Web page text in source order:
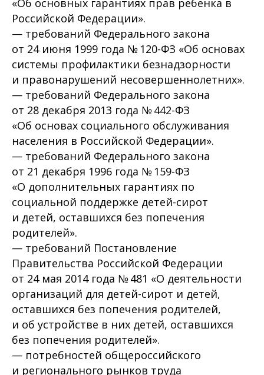
«Об основных гарантиях прав ребенка в
Российской Федерации».
— требований Федерального закона
от 24 июня 1999 года № 120-ФЗ «Об основах
системы профилактики безнадзорности
и правонарушений несовершеннолетних».
— требований Федерального закона
от 28 декабря 2013 года № 442-ФЗ
«Об основах социального обслуживания
населения в Российской Федерации».
— требований Федерального закона
от 21 декабря 1996 года № 159-ФЗ
«О дополнительных гарантиях по
социальной поддержке детей-сирот
и детей, оставшихся без попечения
родителей».
— требований Постановление
Правительства Российской Федерации
от 24 мая 2014 года № 481 «О деятельности
организаций для детей-сирот и детей,
оставшихся без попечения родителей,
и об устройстве в них детей, оставшихся
без попечения родителей».
— потребностей общероссийского
и регионального рынков труда